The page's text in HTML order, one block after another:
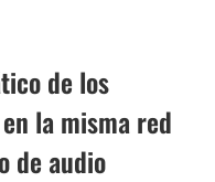
de los
la misma red
de audio